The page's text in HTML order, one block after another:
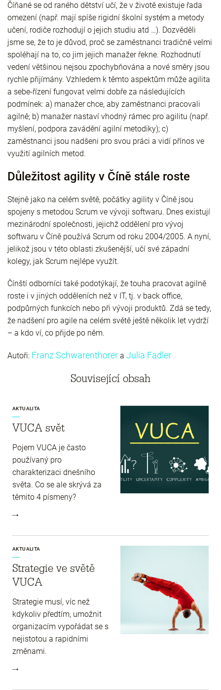
Číňané se od raného dětství učí, že v životě existuje řada
omezení (např. mají spíše rigidní školní systém a metody
učení, rodiče rozhodují o jejich studiu atd …). Dozvěděli
jsme se, že to je důvod, proč se zaměstnanci tradičně velmi
spoléhají na to, co jim jejich manažer řekne. Rozhodnutí
vedení většinou nejsou zpochybňována a nové směry jsou
rychle přijímány. Vzhledem k těmto aspektům může agilita
a sebe-řízení fungovat velmi dobře za následujících
podmínek: a) manažer chce, aby zaměstnanci pracovali
agilně; b) manažer nastaví vhodný rámec pro agilitu (např.
myšlení, podpora zavádění agilní metodiky); c)
zaměstnanci jsou nadšeni pro svou práci a vidí přínos ve
využití agilních metod.
Důležitost agility v Číně stále roste
Stejně jako na celém světě, počátky agility v Číně jsou
spojeny s metodou Scrum ve vývoji softwaru. Dnes existují
mezinárodní společnosti, jejichž oddělení pro vývoj
softwaru v Číně používá Scrum od roku 2004/2005. A nyní,
jelikož jsou v této oblasti zkušenější, učí své západní
kolegy, jak Scrum nejlépe využít.
Čínští odborníci také podotýkají, že touha pracovat agilně
roste i v jiných odděleních než v IT, tj. v back office,
podpůrných funkcích nebo při vývoji produktů. Zdá se tedy,
že nadšení pro agile na celém světě ještě několik let vydrží
– a kdo ví, co přijde po něm.
Autoři: Franz Schwarenthorer a Julia Fadler
Související obsah
AKTUALITA
VUCA svět
Pojem VUCA je často
používaný pro
charakterizaci dnešního
světa. Co se ale skrývá za
těmito 4 písmeny?
AKTUALITA
Strategie ve světě
VUCA
Strategie musí, víc než
kdykoliv předtím, umožnit
organizacím vypořádat se s
nejistotou a rapidními
změnami.